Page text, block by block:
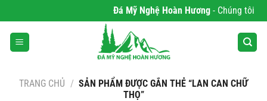
qua
nội
dung
Đá Mỹ Nghệ Hoàn Hương- Chúng tôi
TRANG CHỦ / SẢN PHẨM ĐƯỢC GẮN THẺ “LAN CAN CHỮ
THỌ”